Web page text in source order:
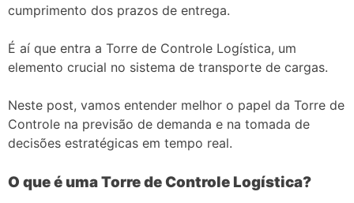
cumprimento dos prazos de entrega.
É aí que entra a Torre de Controle Logística, um
elemento crucial no sistema de transporte de cargas.
Neste post, vamos entender melhor o papel da Torre de
Controle na previsão de demanda e na tomada de
decisões estratégicas em tempo real.
O que é uma Torre de Controle Logística?